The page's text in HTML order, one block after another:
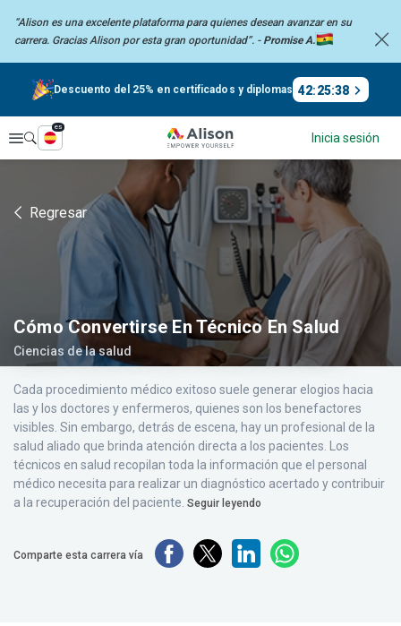
“Alison es una excelente plataforma para quienes desean avanzar en su
carrera. Gracias Alison por esta gran oportunidad”. - Promise A.
Descuento del 25% en certificados y diplomas 42:25:37
Explorar
es
Inicia sesión
Regresar
Cómo Convertirse En Técnico En Salud
Ciencias de la salud
Cada procedimiento médico exitoso suele generar elogios hacia
las y los doctores y enfermeros, quienes son los benefactores
visibles. Sin embargo, detrás de escena, hay un profesional de la
salud aliado que brinda atención directa a los pacientes. Los
técnicos en salud recopilan toda la información que el personal
médico necesita para realizar un diagnóstico acertado y contribuir
a la recuperación del paciente. Seguir leyendo
Comparte esta carrera vía